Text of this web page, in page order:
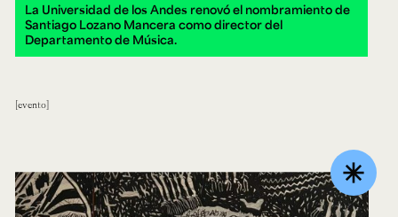
La Universidad de los Andes renovó el nombramiento de
Santiago Lozano Mancera como director del
Departamento de Música.
evento
asterisk